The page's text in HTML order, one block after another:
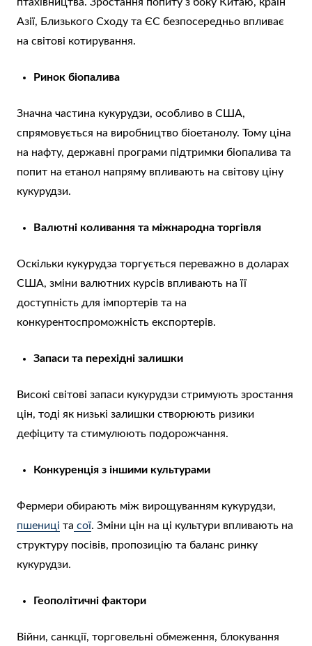
птахівництва. Зростання попиту з боку Китаю, країн
Азії, Близького Сходу та ЄС безпосередньо впливає
на світові котирування.
Ринок біопалива
Значна частина кукурудзи, особливо в США,
спрямовується на виробництво біоетанолу. Тому ціна
на нафту, державні програми підтримки біопалива та
попит на етанол напряму впливають на світову ціну
кукурудзи.
Валютні коливання та міжнародна торгівля
Оскільки кукурудза торгується переважно в доларах
США, зміни валютних курсів впливають на її
доступність для імпортерів та на
конкурентоспроможність експортерів.
Запаси та перехідні залишки
Високі світові запаси кукурудзи стримують зростання
цін, тоді як низькі залишки створюють ризики
дефіциту та стимулюють подорожчання.
Конкуренція з іншими культурами
Фермери обирають між вирощуванням кукурудзи,
пшениці та сої. Зміни цін на ці культури впливають на
структуру посівів, пропозицію та баланс ринку
кукурудзи.
Геополітичні фактори
Війни, санкції, торговельні обмеження, блокування